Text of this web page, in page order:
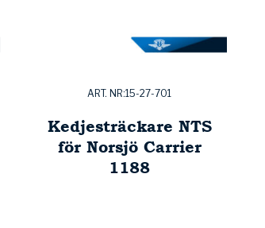
ART. NR:15-27-701
Kedjesträckare NTS
för Norsjö Carrier
1188